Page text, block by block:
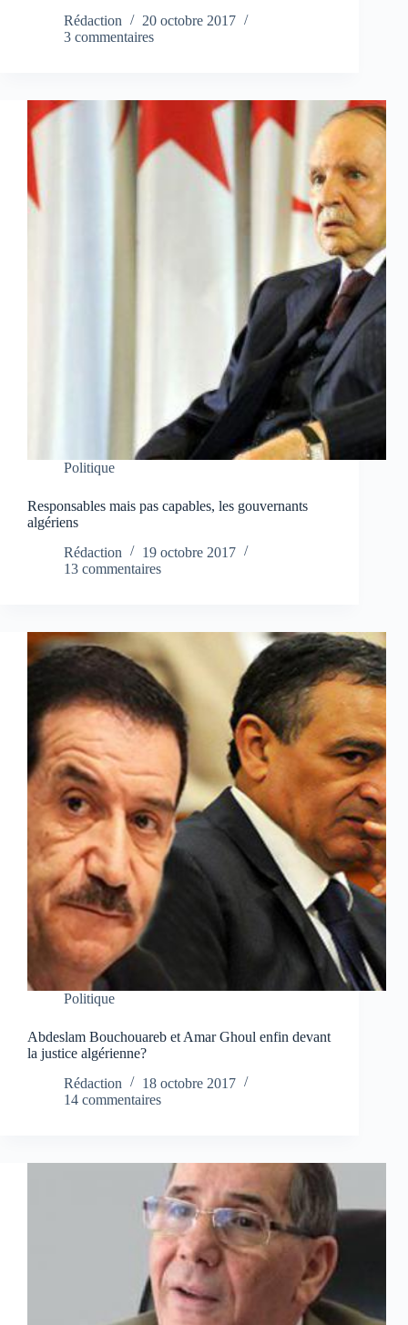
Rédaction
20 octobre 2017
3 commentaires
Politique
Responsables mais pas capables, les gouvernants
algériens
Rédaction
19 octobre 2017
13 commentaires
Politique
Abdeslam Bouchouareb et Amar Ghoul enfin devant
la justice algérienne?
Rédaction
18 octobre 2017
14 commentaires